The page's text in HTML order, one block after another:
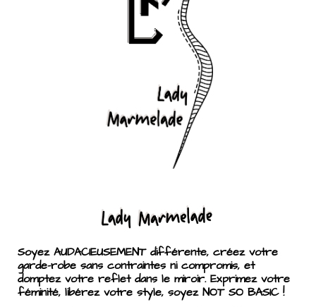
Soyez AUDACIEUSEMENT différente, créez votre
garde-robe sans contraintes ni compromis, et
domptez votre reflet dans le miroir. Exprimez votre
féminité, libérez votre style, soyez NOT SO BASIC !